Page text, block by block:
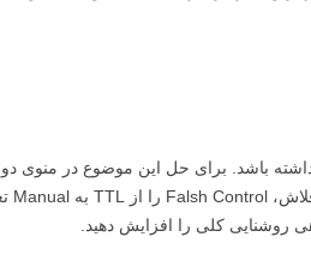
کنید. پوست آبنبات را کاملا به دور
بین پلاستیک و فلاش فاصه باشید تا از